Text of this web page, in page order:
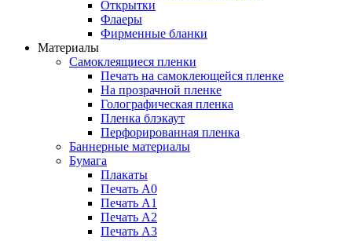
Открытки
Флаеры
Фирменные бланки
Материалы
Самоклеящиеся пленки
Печать на самоклеющейся пленке
На прозрачной пленке
Голографическая пленка
Пленка блэкаут
Перфорированная пленка
Баннерные материалы
Бумага
Плакаты
Печать А0
Печать А1
Печать А2
Печать А3